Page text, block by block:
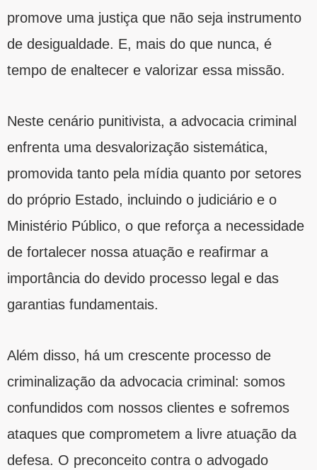
promove uma justiça que não seja instrumento
de desigualdade. E, mais do que nunca, é
tempo de enaltecer e valorizar essa missão.
Neste cenário punitivista, a advocacia criminal
enfrenta uma desvalorização sistemática,
promovida tanto pela mídia quanto por setores
do próprio Estado, incluindo o judiciário e o
Ministério Público, o que reforça a necessidade
de fortalecer nossa atuação e reafirmar a
importância do devido processo legal e das
garantias fundamentais.
Além disso, há um crescente processo de
criminalização da advocacia criminal: somos
confundidos com nossos clientes e sofremos
ataques que comprometem a livre atuação da
defesa. O preconceito contra o advogado